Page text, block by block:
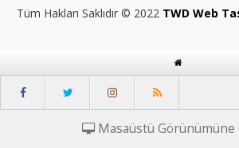
Tüm Hakları Saklıdır © 2022 TWD Web
Masaüstü Görünümüne